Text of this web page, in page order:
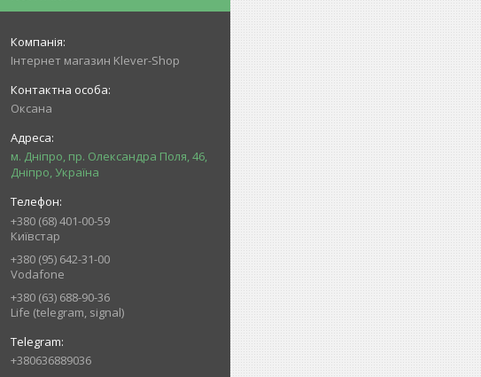
Інтернет магазин Klever-Shop
Оксана
м. Дніпро, пр. Олександра Поля, 46,
Дніпро, Україна
+380 (68) 401-00-59
Київстар
+380 (95) 642-31-00
Vodafone
+380 (63) 688-90-36
Life (telegram, signal)
+380636889036